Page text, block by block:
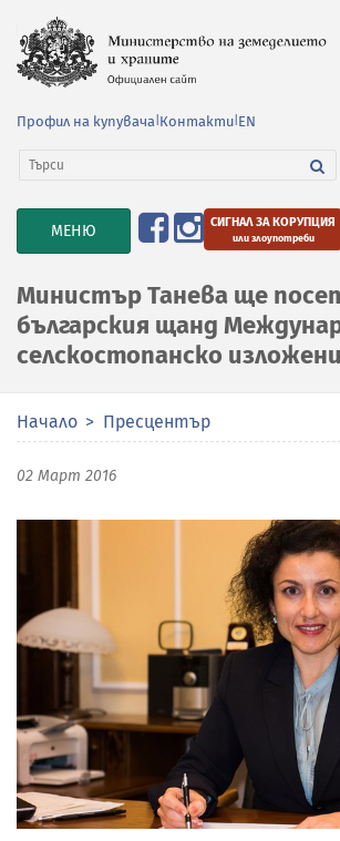
Профил на купувача Контакти EN
TOGGLE
NAVIGATION
МЕНЮ СИГНАЛ ЗА КОРУПЦИЯ
или злоупотреби
Министър Танева ще
българския щанд
селскостопанско
Начало Пресцентър
02 Март 2016